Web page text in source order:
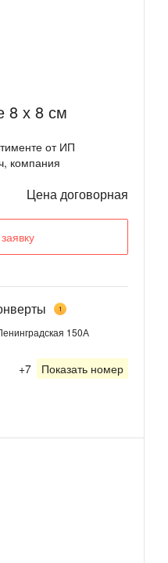
8 х 8 см
от ИП
компания
Цена договорная
1
150А
+7 Показать номер